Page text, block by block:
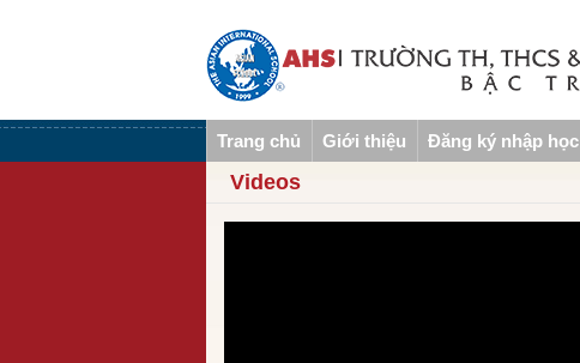
Trang chủ Giới thiệu Đăng ký nhập học
Videos